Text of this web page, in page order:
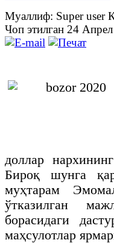
Муаллиф: Super user
Чоп этилган 24
доллар
Бироқ шунга
муҳтарам
ўтказилган
борасидаги
маҳсулотлар